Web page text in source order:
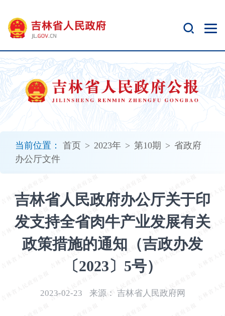
当前位置： 首页 > 2023年 > 第10期 > 省政府
办公厅文件
吉林省人民政府办公厅关于印
发支持全省肉牛产业发展有关
政策措施的通知（吉政办发
〔2023〕5号）
2023-02-23 来源： 吉林省人民政府网
开
无
障
碍
说
明
加